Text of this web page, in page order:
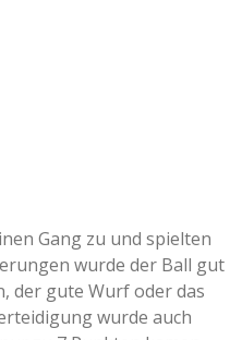
Gang zu und spielten
wurde der Ball gut
der gute Wurf oder das
wurde auch